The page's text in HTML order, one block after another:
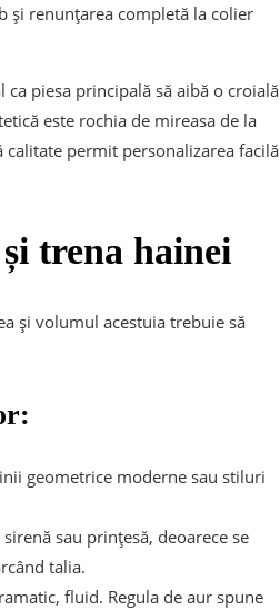
și renunțarea completă la colier
piesa principală să aibă o croială
este rochia de mireasa de la
permit personalizarea facilă
trena hainei
și volumul acestuia trebuie să
geometrice moderne sau stiluri
sau prințesă, deoarece se
talia.
fluid. Regula de aur spune